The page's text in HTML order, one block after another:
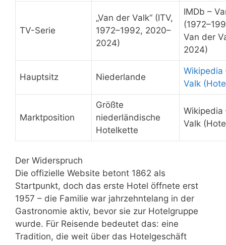
TV-Serie
„Van der Valk“ (ITV,
1972–1992, 2020–
2024)
IMDb –
Van der
2024)
Hauptsitz Niederlande
Wikipedia
Valk
Marktposition
Größte
niederländische
Hotelkette
Wikipedia
Valk
Der Widerspruch
Die offizielle Website betont 1862 als
Startpunkt, doch das erste Hotel öffnete erst
1957 – die Familie war jahrzehntelang in der
Gastronomie aktiv, bevor sie zur Hotelgruppe
wurde. Für Reisende bedeutet das: eine
Tradition, die weit über das Hotelgeschäft